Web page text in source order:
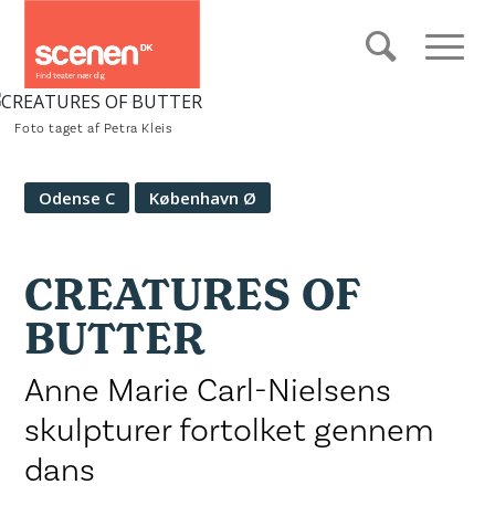
Foto taget af Petra Kleis
Odense C København Ø
CREATURES OF
BUTTER
Anne Marie Carl-Nielsens
skulpturer fortolket gennem
dans